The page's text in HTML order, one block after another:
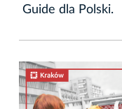
Guide dla Polski.